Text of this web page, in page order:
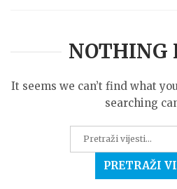
NOTHING
It seems we can’t find what
searching